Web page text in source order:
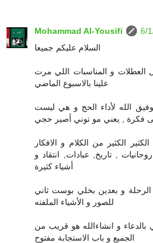
Mohammad Al-Yousifi
6/
السلام عليكم جميعا
العطلات و المناسبات اللي مرت
علينا بالاسبوع الماضي
الله لأداء الحج و هي ليست
فكرة , يعني مو توني أصير حجي
الكثير من الكلام و الافكار
, تاريخ, عبادات, انتقاد و
أشياء كثيرة
و بعدين بخلي بوست ثاني
للصور و الأشياء الملفته
و انشاءالله هو قريب من
الجميع و باب الاستجابة مفتوح